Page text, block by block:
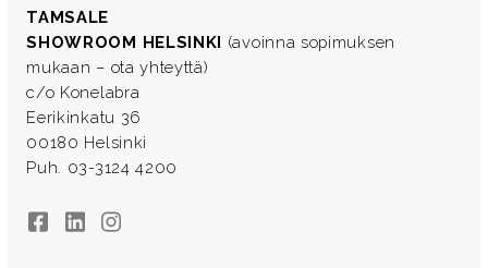
TAMSALE
SHOWROOM HELSINKI (avoinna sopimuksen
mukaan – ota yhteyttä)
c/o Konelabra
Eerikinkatu 36
00180 Helsinki
Puh. 03-3124 4200
FacebookLinkedInInstagram